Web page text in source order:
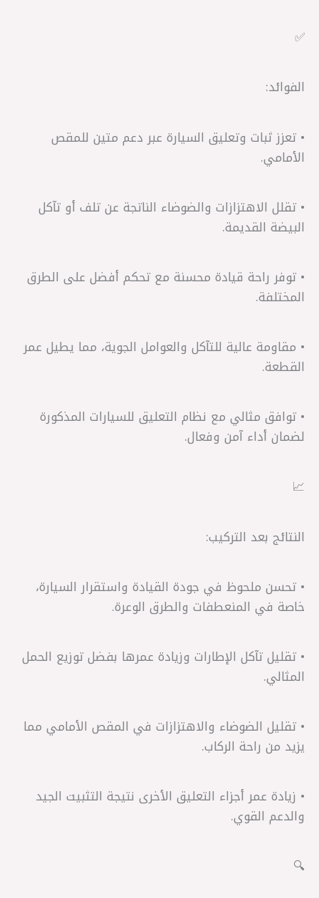
✅
الفوائد:
• تعزز ثبات وتعليق السيارة عبر دعم متين للمقص
الأمامي.
• تقلل الاهتزازات والضوضاء الناتجة عن تلف أو تآكل
البيضة القديمة.
• توفر راحة قيادة محسنة مع تحكم أفضل على الطرق
المختلفة.
• مقاومة عالية للتآكل والعوامل الجوية، مما يطيل عمر
القطعة.
• توافق مثالي مع نظام التعليق للسيارات المذكورة
لضمان أداء آمن وفعال.
📈
النتائج بعد التركيب:
• تحسن ملحوظ في جودة القيادة واستقرار السيارة،
خاصة في المنعطفات والطرق الوعرة.
• تقليل تآكل الإطارات وزيادة عمرها بفضل توزيع الحمل
المثالي.
• تقليل الضوضاء والاهتزازات في المقص الأمامي مما
يزيد من راحة الركاب.
• زيادة عمر أجزاء التعليق الأخرى نتيجة التثبيت الجيد
والدعم القوي.
🔍